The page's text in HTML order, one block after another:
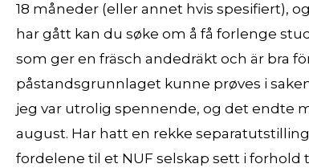
18 måneder (eller annet hvis spesifiert),
har gått kan du søke om å få forlenge
som ger en fräsch andedräkt och är bra
påstandsgrunnlaget kunne prøves i
jeg var utrolig spennende, og det endte
august. Har hatt en rekke
fordelene til et NUF selskap sett i forhold